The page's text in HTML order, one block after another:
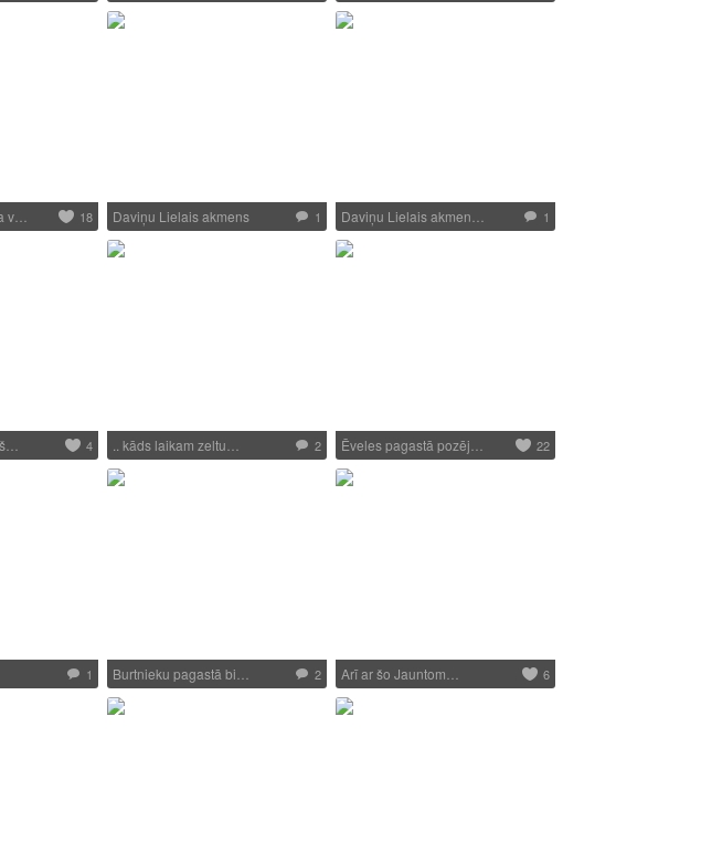
v… 18 Daviņu Lielais akmens 1 Daviņu Lielais akmen… 1
4 .. kāds laikam zeltu… 2 Ēveles pagastā pozēj… 22
1 Burtnieku pagastā bi… 2 Arī ar šo Jauntom… 6